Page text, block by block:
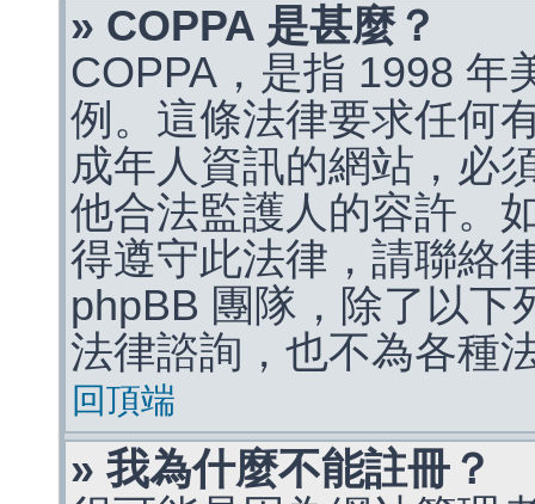
» COPPA 是甚麼？
COPPA，是指 1998 年
例。這條法律要求任何
成年人資訊的網站，必
他合法監護人的容許。
得遵守此法律，請聯絡
phpBB 團隊，除了以下
法律諮詢，也不為各種
回頂端
» 我為什麼不能註冊？